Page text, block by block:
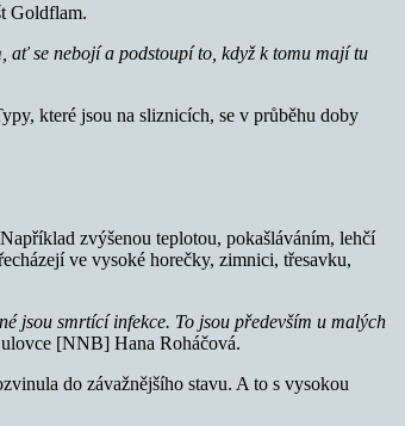
Goldflam.
ať se nebojí a podstoupí to, když k tomu mají tu
které jsou na sliznicích, se v průběhu doby
zvýšenou teplotou, pokašláváním, lehčí
ve vysoké horečky, zimnici, třesavku,
jsou smrtící infekce. To jsou především u malých
[NNB] Hana Roháčová.
do závažnějšího stavu. A to s vysokou